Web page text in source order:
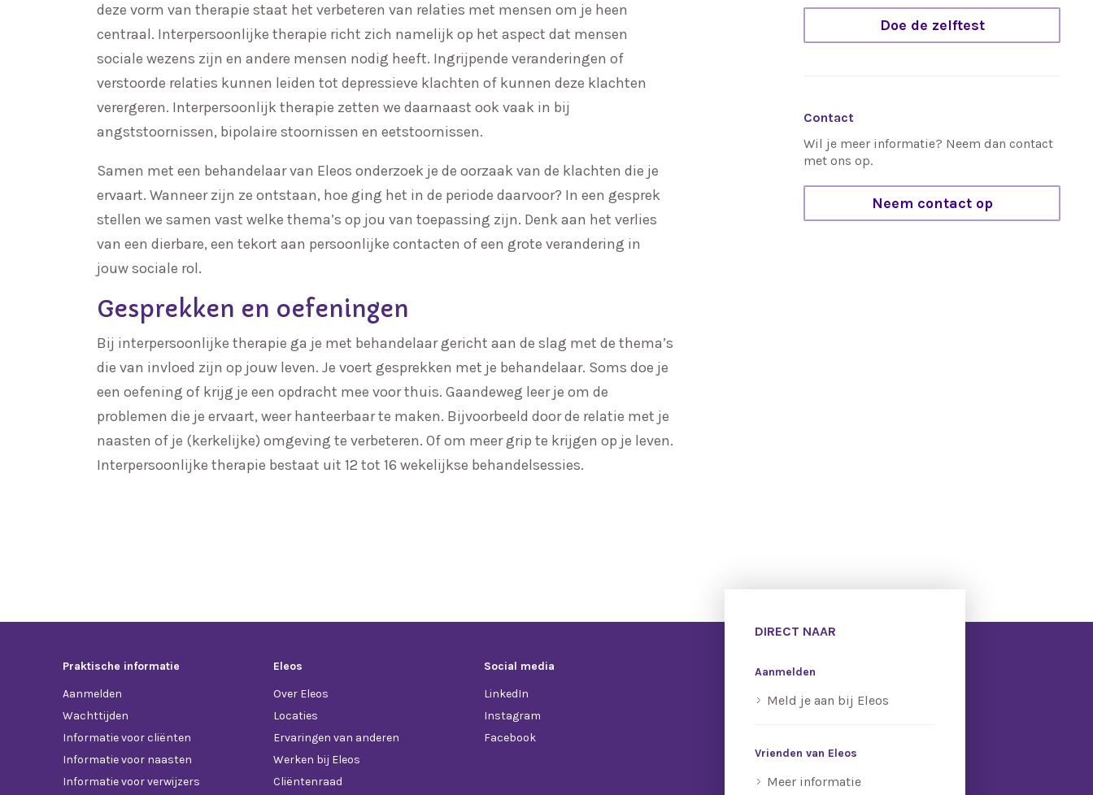
deze vorm van therapie staat het verbeteren van relaties met mensen om je heen
centraal. Interpersoonlijke therapie richt zich namelijk op het aspect dat mensen
sociale wezens zijn en andere mensen nodig heeft. Ingrijpende veranderingen of
verstoorde relaties kunnen leiden tot depressieve klachten of kunnen deze klachten
verergeren. Interpersoonlijk therapie zetten we daarnaast ook vaak in bij
angststoornissen, bipolaire stoornissen en eetstoornissen.
Samen met een behandelaar van Eleos onderzoek je de oorzaak van de klachten die je
ervaart. Wanneer zijn ze ontstaan, hoe ging het in de periode daarvoor? In een gesprek
stellen we samen vast welke thema’s op jou van toepassing zijn. Denk aan het verlies
van een dierbare, een tekort aan persoonlijke contacten of een grote verandering in
jouw sociale rol.
Gesprekken en oefeningen
Bij interpersoonlijke therapie ga je met behandelaar gericht aan de slag met de thema’s
die van invloed zijn op jouw leven. Je voert gesprekken met je behandelaar. Soms doe je
een oefening of krijg je een opdracht mee voor thuis. Gaandeweg leer je om de
problemen die je ervaart, weer hanteerbaar te maken. Bijvoorbeeld door de relatie met je
naasten of je (kerkelijke) omgeving te verbeteren. Of om meer grip te krijgen op je leven.
Interpersoonlijke therapie bestaat uit 12 tot 16 wekelijkse behandelsessies.
Doe de zelftest
Contact
Wil je meer informatie? Neem dan contact
met ons op.
Neem contact op
DIRECT NAAR
Aanmelden
Meld je aan bij Eleos
Vrienden van Eleos
Meer informatie
Praktische informatie
Aanmelden
Wachttijden
Informatie voor cliënten
Informatie voor naasten
Informatie voor verwijzers
Eleos
Over Eleos
Locaties
Ervaringen van anderen
Werken bij Eleos
Cliëntenraad
Social media
LinkedIn
Instagram
Facebook